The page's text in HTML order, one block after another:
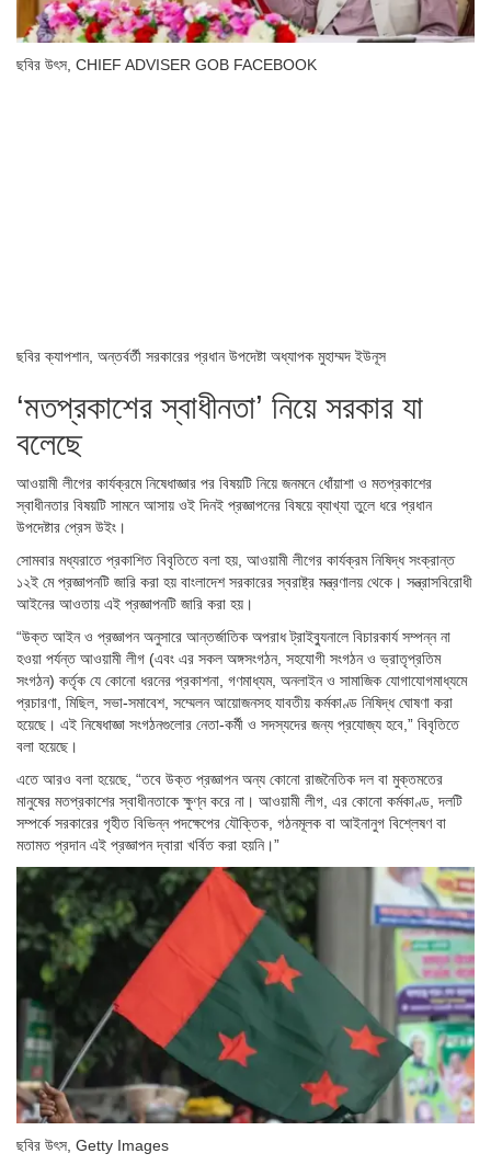
ছবির উৎস, CHIEF ADVISER GOB FACEBOOK
ছবির ক্যাপশান, অন্তর্বর্তী সরকারের প্রধান উপদেষ্টা অধ্যাপক মুহাম্মদ ইউনূস
‘মতপ্রকাশের স্বাধীনতা’ নিয়ে সরকার যা
বলেছে
আওয়ামী লীগের কার্যক্রমে নিষেধাজ্ঞার পর বিষয়টি নিয়ে জনমনে ধোঁয়াশা ও মতপ্রকাশের
স্বাধীনতার বিষয়টি সামনে আসায় ওই দিনই প্রজ্ঞাপনের বিষয়ে ব্যাখ্যা তুলে ধরে প্রধান
উপদেষ্টার প্রেস উইং।
সোমবার মধ্যরাতে প্রকাশিত বিবৃতিতে বলা হয়, আওয়ামী লীগের কার্যক্রম নিষিদ্ধ সংক্রান্ত
১২ই মে প্রজ্ঞাপনটি জারি করা হয় বাংলাদেশ সরকারের স্বরাষ্ট্র মন্ত্রণালয় থেকে। সন্ত্রাসবিরোধী
আইনের আওতায় এই প্রজ্ঞাপনটি জারি করা হয়।
“উক্ত আইন ও প্রজ্ঞাপন অনুসারে আন্তর্জাতিক অপরাধ ট্রাইব্যুনালে বিচারকার্য সম্পন্ন না
হওয়া পর্যন্ত আওয়ামী লীগ (এবং এর সকল অঙ্গসংগঠন, সহযোগী সংগঠন ও ভ্রাতৃপ্রতিম
সংগঠন) কর্তৃক যে কোনো ধরনের প্রকাশনা, গণমাধ্যম, অনলাইন ও সামাজিক যোগাযোগমাধ্যমে
প্রচারণা, মিছিল, সভা-সমাবেশ, সম্মেলন আয়োজনসহ যাবতীয় কর্মকাণ্ড নিষিদ্ধ ঘোষণা করা
হয়েছে। এই নিষেধাজ্ঞা সংগঠনগুলোর নেতা-কর্মী ও সদস্যদের জন্য প্রযোজ্য হবে,” বিবৃতিতে
বলা হয়েছে।
এতে আরও বলা হয়েছে, “তবে উক্ত প্রজ্ঞাপন অন্য কোনো রাজনৈতিক দল বা মুক্তমতের
মানুষের মতপ্রকাশের স্বাধীনতাকে ক্ষুণ্ন করে না। আওয়ামী লীগ, এর কোনো কর্মকাণ্ড, দলটি
সম্পর্কে সরকারের গৃহীত বিভিন্ন পদক্ষেপের যৌক্তিক, গঠনমূলক বা আইনানুগ বিশ্লেষণ বা
মতামত প্রদান এই প্রজ্ঞাপন দ্বারা খর্বিত করা হয়নি।”
ছবির উৎস, Getty Images